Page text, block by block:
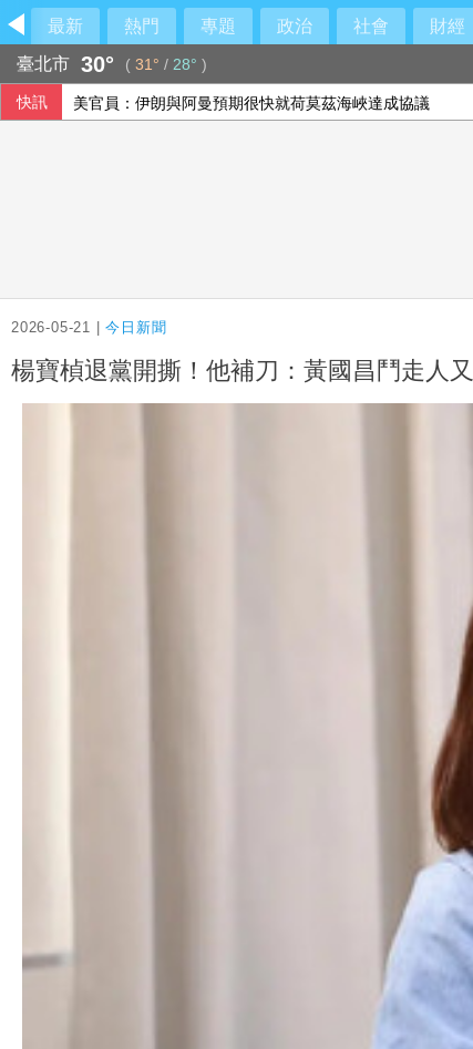
最新 熱門 專題 政治 社會 財經
臺北市 30° ( 31° / 28° )
快訊 美官員：伊朗與阿曼預期很快就荷莫茲海峽達成協議
2026-05-21 |今日新聞
楊寶楨退黨開撕！他補刀：黃國昌鬥走人